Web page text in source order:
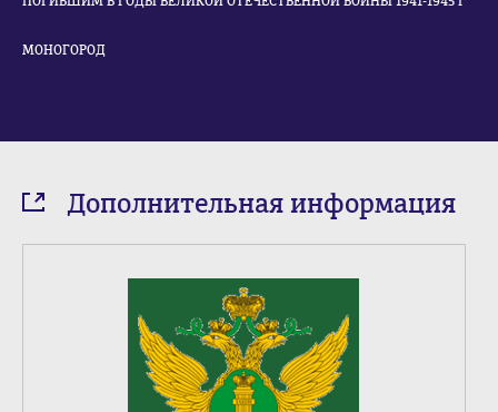
МОНОГОРОД
Дополнительная информация